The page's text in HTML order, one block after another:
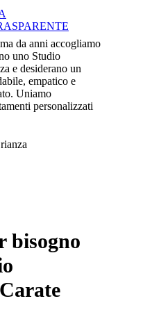
da anni accogliamo
uno Studio
e desiderano un
empatico e
Uniamo
personalizzati
bisogno